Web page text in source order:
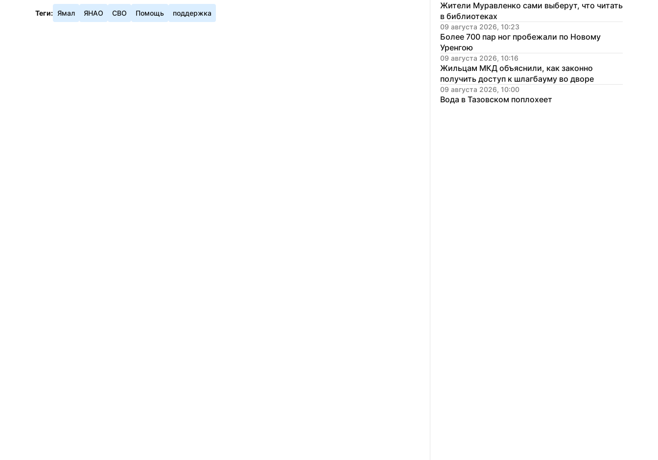
Теги: Ямал ЯНАО СВО Помощь поддержка
Жители Муравленко сами выберут, что читать
в библиотеках
09 августа 2026, 10:23
Более 700 пар ног пробежали по Новому
Уренгою
09 августа 2026, 10:16
Жильцам МКД объяснили, как законно
получить доступ к шлагбауму во дворе
09 августа 2026, 10:00
Вода в Тазовском поплохеет